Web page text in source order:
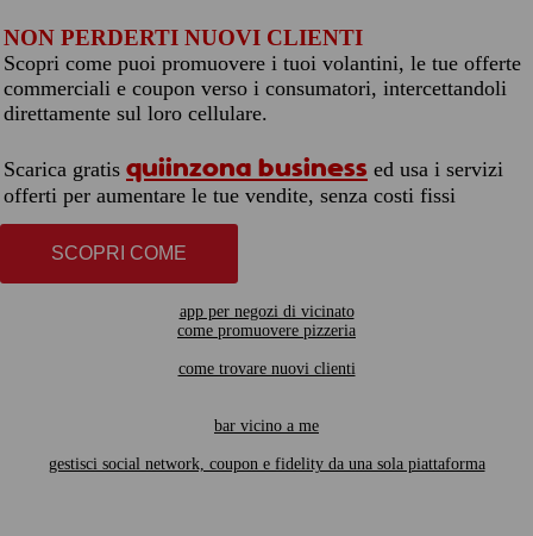
NON PERDERTI NUOVI CLIENTI
Scopri come puoi promuovere i tuoi volantini, le tue offerte
commerciali e coupon verso i consumatori, intercettandoli
direttamente sul loro cellulare.
Scarica gratis quiinzona business ed usa i servizi
offerti per aumentare le tue vendite, senza costi fissi
SCOPRI COME
app per negozi di vicinato
come promuovere pizzeria
come trovare nuovi clienti
bar vicino a me
gestisci social network, coupon e fidelity da una sola piattaforma